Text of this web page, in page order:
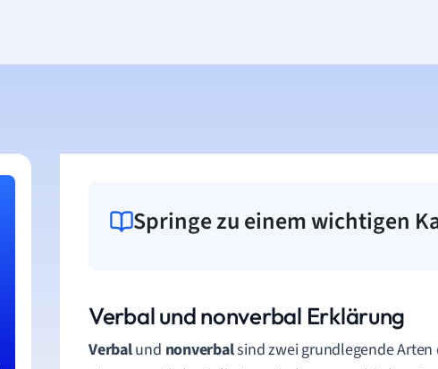
Springe zu einem wichtigen
Verbal und nonverbal Erklärung
Verbalund nonverbalsind zwei grundlegende